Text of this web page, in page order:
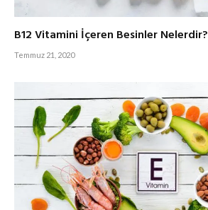
B12 Vitamini İçeren Besinler Nelerdir?
Temmuz 21, 2020